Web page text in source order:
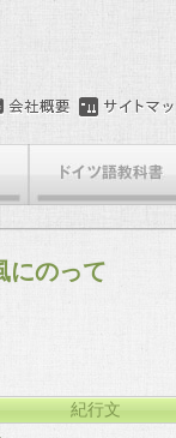
にのって
紀行文